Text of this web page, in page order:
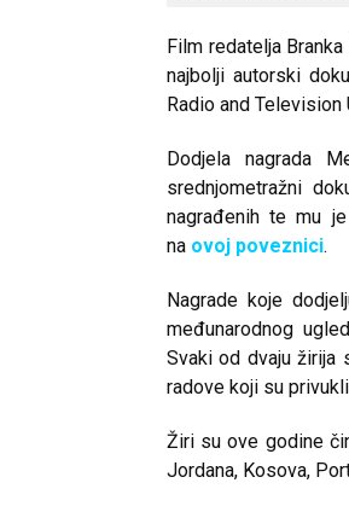
Film redatelja
najbolji autorski
Radio and
Dodjela nagrada
srednjometražni
nagrađenih te mu
na ovoj poveznici.
Nagrade koje
međunarodnog
Svaki od dvaju žirija
radove koji su
Žiri su ove godine
Jordana, Kosova,